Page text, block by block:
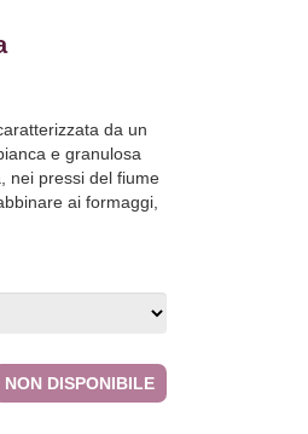
da un
e granulosa
nei pressi del fiume
ai formaggi,
NON DISPONIBILE